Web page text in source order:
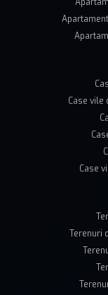
Case vile
Case
Terenuri